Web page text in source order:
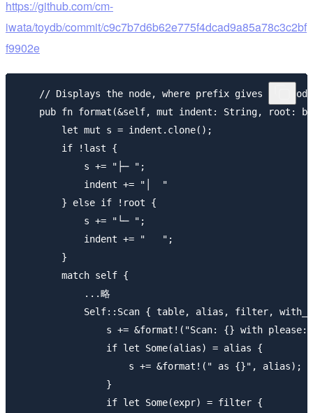
https://github.com/cm-
iwata/toydb/commit/c9c7b7d6b62e775f4dcad9a85a78c3c2bf
f9902e
// Displays the node, where prefix gives the
pub fn format(&self, mut indent: String, root:
        let mut s = indent.clone();
        if !last {
            s += "├─ ";
            indent += "│  "
        } else if !root {
            s += "└─ ";
            indent += "   ";
        }
        match self {
            ...略
Self::Scan { table, alias, filter,
s += &format!("Scan: {} with please:
                if let Some(alias) = alias {
                    s += &format!(" as {}", alias);
                }
                if let Some(expr) = filter {